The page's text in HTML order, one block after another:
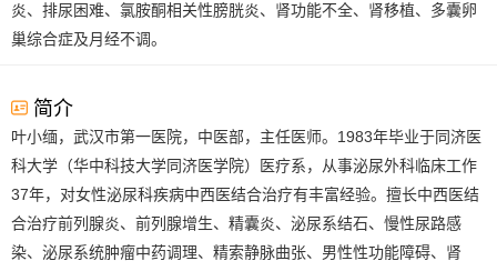
炎、排尿困难、氯胺酮相关性膀胱炎、肾功能不全、肾移植、多囊卵
巢综合症及月经不调。
简介
叶小缅，武汉市第一医院，中医部，主任医师。1983年毕业于同济医
科大学（华中科技大学同济医学院）医疗系，从事泌尿外科临床工作
37年，对女性泌尿科疾病中西医结合治疗有丰富经验。擅长中西医结
合治疗前列腺炎、前列腺增生、精囊炎、泌尿系结石、慢性尿路感
染、泌尿系统肿瘤中药调理、精索静脉曲张、男性性功能障碍、肾